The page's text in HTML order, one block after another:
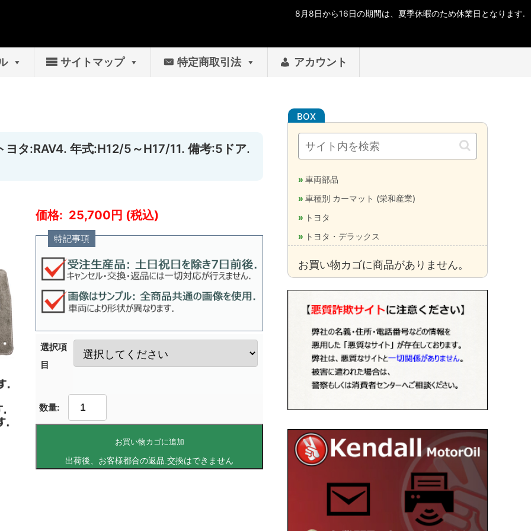
サイトマップ 特定商取引法 アカウント
タ:RAV4. 年式:H12/5～H17/11. 備考:5ドア.
25,700
特記事項
選択項
目
お買い物カゴに追加
車両部品
車種別 カーマット (栄和産業)
トヨタ
トヨタ・デラックス
お買い物カゴに商品がありません。